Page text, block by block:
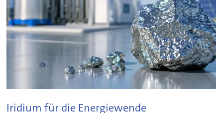
Iridium für die Energiewende